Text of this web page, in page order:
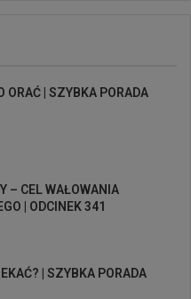
ORAĆ | SZYBKA PORADA
– CEL WAŁOWANIA
| ODCINEK 341
| SZYBKA PORADA